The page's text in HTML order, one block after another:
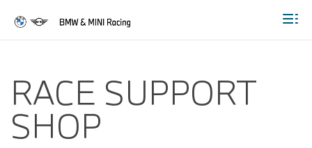
RACE SUPPORT
SHOP